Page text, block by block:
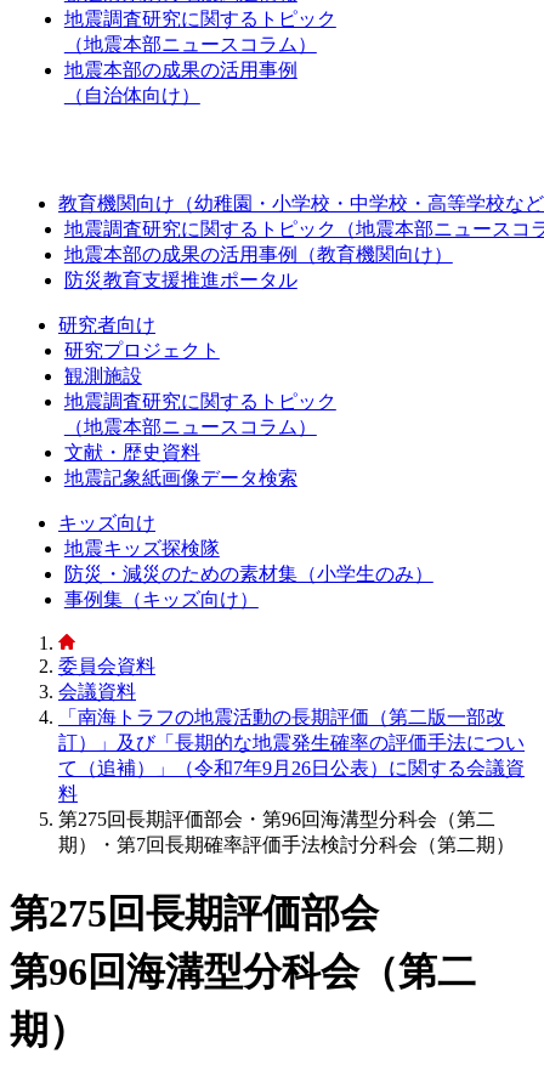
地震調査研究に関するトピック
（地震本部ニュースコラム）
地震本部の成果の活用事例
（自治体向け）
教育機関向け（幼稚園・小学校・中学校・高等学校な
地震調査研究に関するトピック（地震本部ニュースコ
地震本部の成果の活用事例（教育機関向け）
防災教育支援推進ポータル
研究者向け
研究プロジェクト
観測施設
地震調査研究に関するトピック
（地震本部ニュースコラム）
文献・歴史資料
地震記象紙画像データ検索
キッズ向け
地震キッズ探検隊
防災・減災のための素材集（小学生のみ）
事例集（キッズ向け）
委員会資料
会議資料
「南海トラフの地震活動の長期評価（第二版一部改
訂）」及び「長期的な地震発生確率の評価手法につい
て（追補）」（令和7年9月26日公表）に関する会議資
料
第275回長期評価部会・第96回海溝型分科会（第二
期）・第7回長期確率評価手法検討分科会（第二期）
第275回長期評価部会
第96回海溝型分科会（第二
期）